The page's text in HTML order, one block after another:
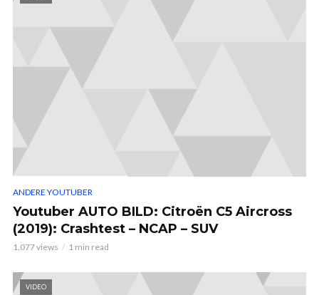
ANDERE YOUTUBER
Youtuber AUTO BILD: Citroën C5 Aircross
(2019): Crashtest – NCAP – SUV
1.077 views 1 min read
VIDEO